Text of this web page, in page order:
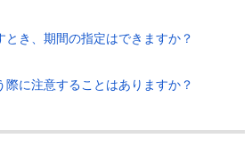
とき、期間の指定はできますか？
際に注意することはありますか？